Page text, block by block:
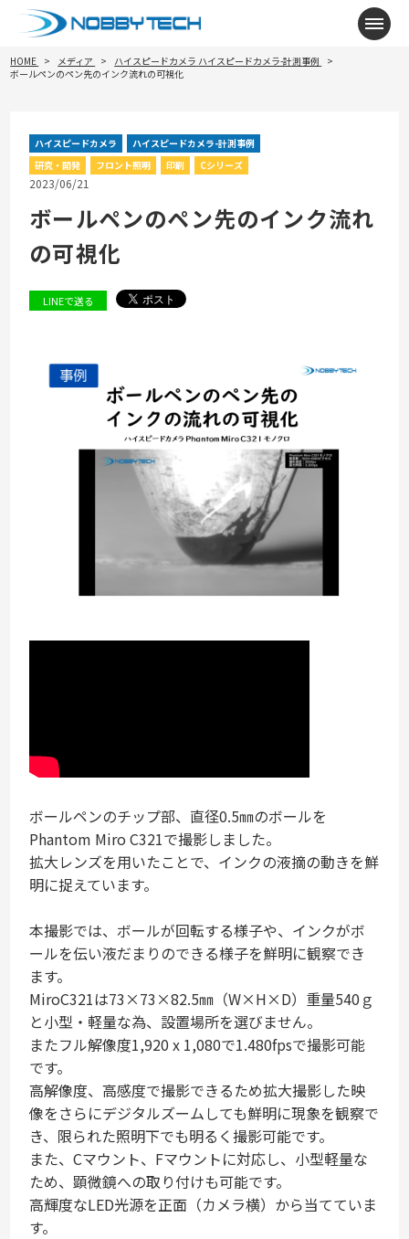
メニ
HOME メディア ハイスピードカメラ ハイスピードカメラ-計測事例
ボールペンのペン先のインク流れの可視化
ハイスピードカメラ
ハイスピードカメラ-計測事例
研究・開発
フロント照明 印刷 Cシリーズ
2023/06/21
ボールペンのペン先のインク流れ
の可視化
LINEで送る
ボールペンのチップ部、直径0.5㎜のボールを
Phantom Miro C321で撮影しました。
拡大レンズを用いたことで、インクの液摘の動きを鮮
明に捉えています。
本撮影では、ボールが回転する様子や、インクがボ
ールを伝い液だまりのできる様子を鮮明に観察でき
ます。
MiroC321は73×73×82.5㎜（W×H×D）重量540ｇ
と小型・軽量な為、設置場所を選びません。
またフル解像度1,920 x 1,080で1.480fpsで撮影可能
です。
高解像度、高感度で撮影できるため拡大撮影した映
像をさらにデジタルズームしても鮮明に現象を観察で
き、限られた照明下でも明るく撮影可能です。
また、Cマウント、Fマウントに対応し、小型軽量な
ため、顕微鏡への取り付けも可能です。
高輝度なLED光源を正面（カメラ横）から当てていま
す。